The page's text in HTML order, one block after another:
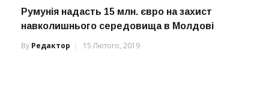
Румунія надасть 15 млн. євро на захист
навколишнього середовища в Молдові
By Редактор 15 Лютого, 2019